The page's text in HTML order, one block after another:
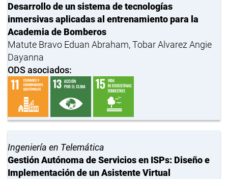
Desarrollo de un sistema de tecnologías
inmersivas aplicadas al entrenamiento para la
Academia de Bomberos
Matute Bravo Eduan Abraham, Tobar Alvarez Angie
Dayanna
ODS asociados:
Ingeniería en Telemática
Gestión Autónoma de Servicios en ISPs: Diseño e
Implementación de un Asistente Virtual